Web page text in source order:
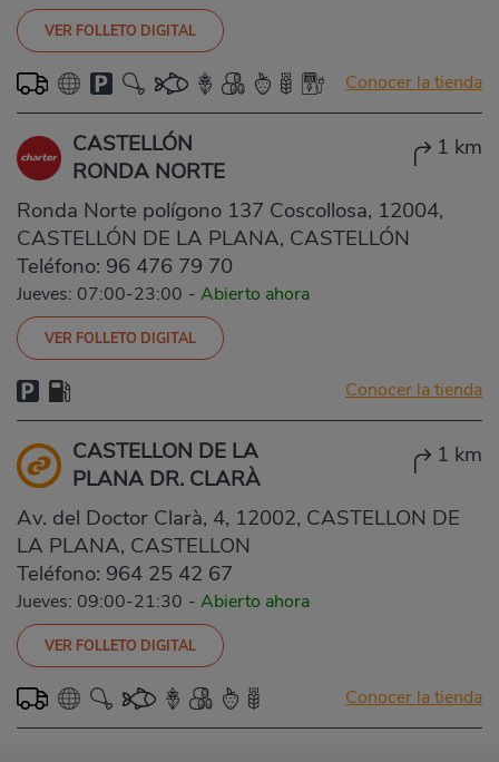
VER FOLLETO DIGITAL
Conocer la tienda
CASTELLÓN
RONDA NORTE
1 km
Ronda Norte polígono 137 Coscollosa, 12004,
CASTELLÓN DE LA PLANA, CASTELLÓN
Teléfono: 96 476 79 70
Jueves: 07:00-23:00 - Abierto ahora
VER FOLLETO DIGITAL
Conocer la tienda
CASTELLON DE LA
PLANA DR. CLARÀ
1 km
Av. del Doctor Clarà, 4, 12002, CASTELLON DE
LA PLANA, CASTELLON
Teléfono: 964 25 42 67
Jueves: 09:00-21:30 - Abierto ahora
VER FOLLETO DIGITAL
Conocer la tienda